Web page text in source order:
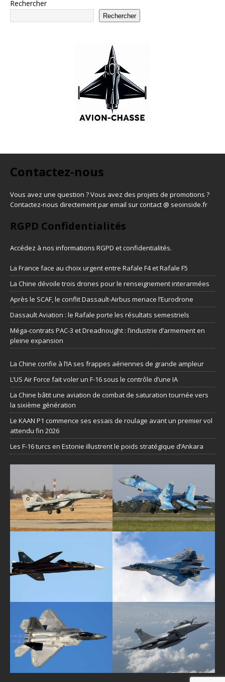
Rechercher
Rechercher
Contactez-nous
Vous avez une question ? Vous avez des projets de promotions ?
Contactez-nous directement par email sur contact @ seoinside.fr
RGPD Confidentialités
Accédez à nos informations RGPD et confidentialités.
La France face au choix urgent entre Rafale F4 et Rafale F5
La Chine dévoile trois drones pour le renseignement interarmées
Après le SCAF, le conflit Dassault-Airbus menace l’Eurodrone
Dassault Aviation : le Rafale porte les résultats semestriels
Méga-contrats PAC-3 et Dreadnought : l’industrie d’armement en
pleine expansion
La Chine confie à l’IA ses frappes aériennes de grande ampleur
L’US Air Force fait voler un F-16 sous le contrôle d’une IA
La Chine bâtit une aviation de combat de saturation tournée vers
la sixième génération
Le KAAN P1 commence ses essais de roulage avant un premier vol
attendu fin 2026
Les F-16 turcs en Estonie illustrent le poids stratégique d’Ankara